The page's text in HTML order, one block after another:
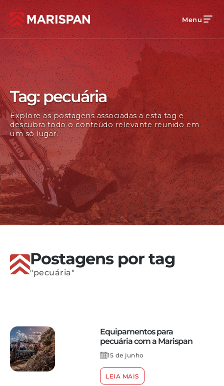
Menu
Tag: pecuária
Explore as postagens associadas a esta tag e
descubra todo o conteúdo relevante reunido em
um só lugar.
Postagens por tag
"pecuária"
Equipamentos para
pecuária com a Marispan
15 de junho
LEIA MAIS